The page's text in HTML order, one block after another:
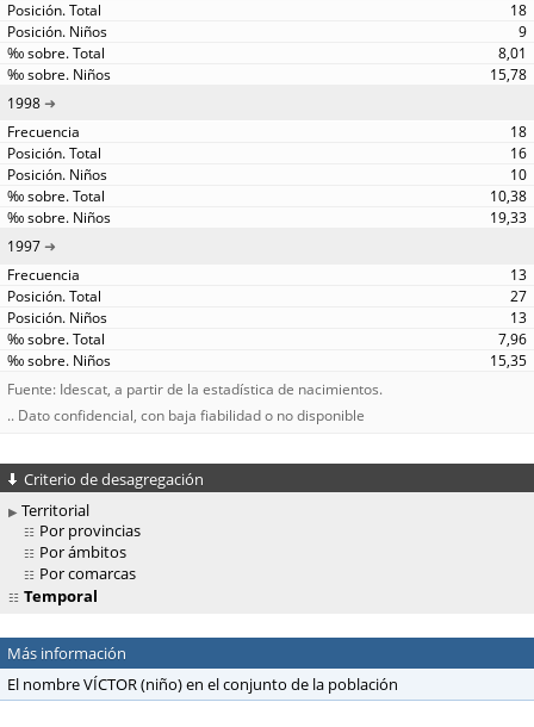
18
9
8,01
15,78
1998
18
16
10
10,38
19,33
1997
13
27
13
7,96
15,35
Fuente: Idescat, a partir de la estadística de nacimientos.
.. Dato confidencial, con baja fiabilidad o no disponible
Criterio de desagregación
Territorial
Por provincias
Por ámbitos
Por comarcas
Temporal
Más información
El nombre VÍCTOR (niño) en el conjunto de la población